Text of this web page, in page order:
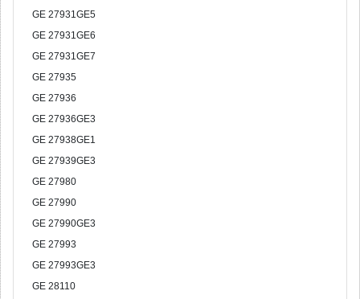
GE 27931GE5
GE 27931GE6
GE 27931GE7
GE 27935
GE 27936
GE 27936GE3
GE 27938GE1
GE 27939GE3
GE 27980
GE 27990
GE 27990GE3
GE 27993
GE 27993GE3
GE 28110